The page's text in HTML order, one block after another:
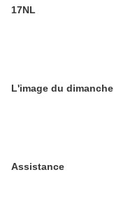
17NL
L'image du dimanche
Assistance